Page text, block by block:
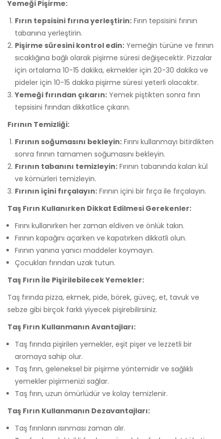
Yemeği Pişirme:
Fırın tepsisini fırına yerleştirin: Fırın tepsisini fırının
tabanına yerleştirin.
Pişirme süresini kontrol edin: Yemeğin türüne ve fırının
sıcaklığına bağlı olarak pişirme süresi değişecektir. Pizzalar
için ortalama 10-15 dakika, ekmekler için 20-30 dakika ve
pideler için 10-15 dakika pişirme süresi yeterli olacaktır.
Yemeği fırından çıkarın: Yemek piştikten sonra fırın
tepsisini fırından dikkatlice çıkarın.
Fırının Temizliği:
Fırının soğumasını bekleyin: Fırını kullanmayı bitirdikten
sonra fırının tamamen soğumasını bekleyin.
Fırının tabanını temizleyin: Fırının tabanında kalan kül
ve kömürleri temizleyin.
Fırının içini fırçalayın: Fırının içini bir fırça ile fırçalayın.
Taş Fırın Kullanırken Dikkat Edilmesi Gerekenler:
Fırını kullanırken her zaman eldiven ve önlük takın.
Fırının kapağını açarken ve kapatırken dikkatli olun.
Fırının yanına yanıcı maddeler koymayın.
Çocukları fırından uzak tutun.
Taş Fırın İle Pişirilebilecek Yemekler:
Taş fırında pizza, ekmek, pide, börek, güveç, et, tavuk ve
sebze gibi birçok farklı yiyecek pişirebilirsiniz.
Taş Fırın Kullanmanın Avantajları:
Taş fırında pişirilen yemekler, eşit pişer ve lezzetli bir
aromaya sahip olur.
Taş fırın, geleneksel bir pişirme yöntemidir ve sağlıklı
yemekler pişirmenizi sağlar.
Taş fırın, uzun ömürlüdür ve kolay temizlenir.
Taş Fırın Kullanmanın Dezavantajları:
Taş fırınların ısınması zaman alır.